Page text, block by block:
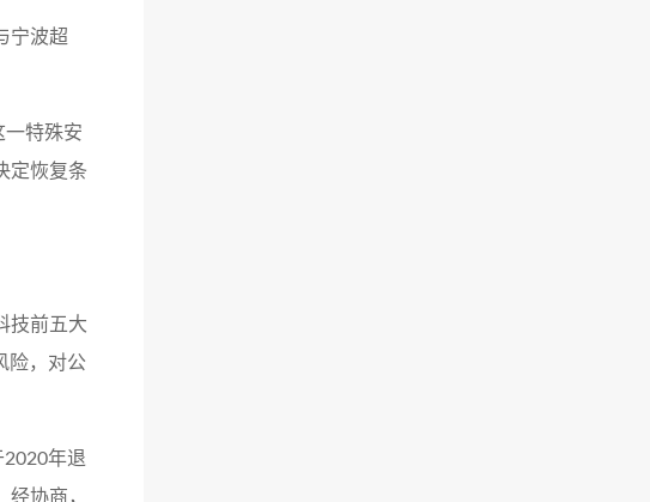
宁波超
一特殊安
定恢复条
技前五大
险，对公
2020年退
协商，